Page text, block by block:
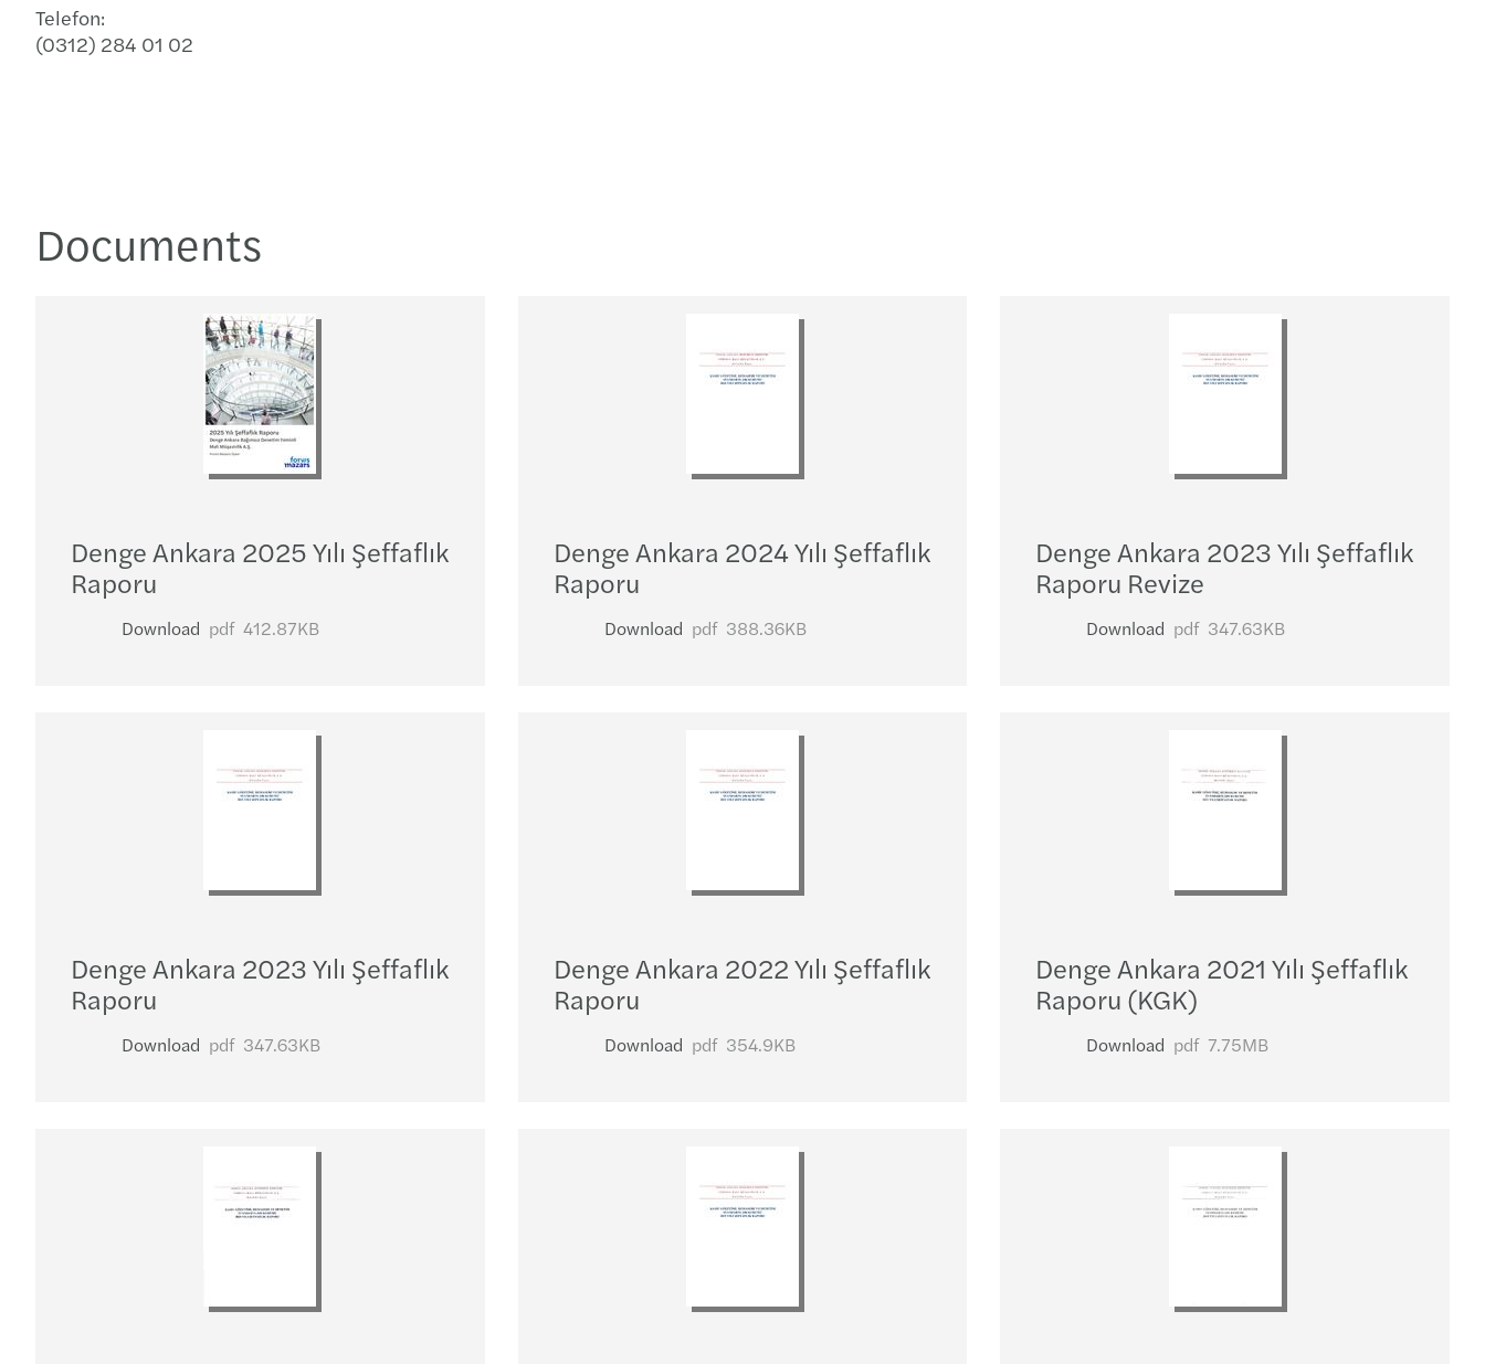
Telefon:
(0312) 284 01 02
Documents
Denge Ankara 2025 Yılı Şeffaflık
Raporu
Download pdf 412.87KB
Denge Ankara 2024 Yılı Şeffaflık
Raporu
Download pdf 388.36KB
Denge Ankara 2023 Yılı Şeffaflık
Raporu Revize
Download pdf 347.63KB
Denge Ankara 2023 Yılı Şeffaflık
Raporu
Download pdf 347.63KB
Denge Ankara 2022 Yılı Şeffaflık
Raporu
Download pdf 354.9KB
Denge Ankara 2021 Yılı Şeffaflık
Raporu (KGK)
Download pdf 7.75MB